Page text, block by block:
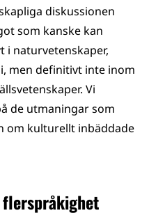
diskussionen
som kanske kan
i naturvetenskaper,
men definitivt inte inom
Vi
de utmaningar som
om kulturellt inbäddade
flerspråkighet